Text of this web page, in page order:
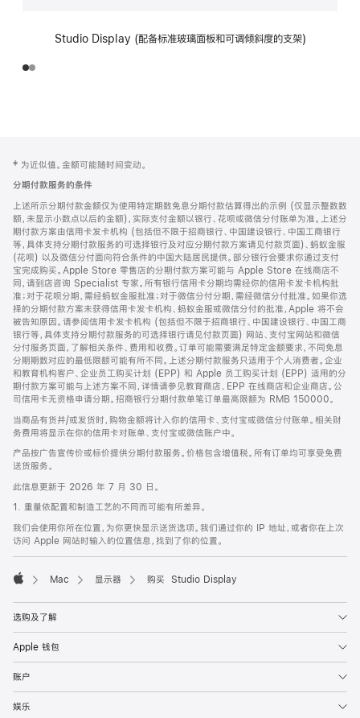
Studio Display (配备标准玻璃面板和可调倾斜度的支架)
页
页
脚
注
‡ 为近似值。金额可能随时间变动。
分期付款服务的条件
上述所示分期付款金额仅为使用特定期数免息分期付款估算得出的示例 (仅显示整数数
额，未显示小数点以后的金额)，实际支付金额以银行、花呗或微信分付账单为准。上述分
期付款方案由信用卡发卡机构 (包括但不限于招商银行、中国建设银行、中国工商银行
等，具体支持分期付款服务的可选择银行及对应分期付款方案请见付款页面)、蚂蚁金服
(花呗) 以及微信分付面向符合条件的中国大陆居民提供。部分银行会要求你通过支付
宝完成购买。Apple Store 零售店的分期付款方案可能与 Apple Store 在线商店不
同，请到店咨询 Specialist 专家。所有银行信用卡分期均需经你的信用卡发卡机构批
准；对于花呗分期，需经蚂蚁金服批准；对于微信分付分期，需经微信分付批准。如果你选
择的分期付款方案未获得信用卡发卡机构、蚂蚁金服或微信分付的批准，Apple 将不会
被告知原因。请参阅信用卡发卡机构 (包括但不限于招商银行、中国建设银行、中国工商
银行等，具体支持分期付款服务的可选择银行请见付款页面) 网站、支付宝网站和微信
分付服务页面，了解相关条件、费用和收费。订单可能需要满足特定金额要求，不同免息
分期期数对应的最低限额可能有所不同。上述分期付款服务只适用于个人消费者。企业
和教育机构客户、企业员工购买计划 (EPP) 和 Apple 员工购买计划 (EPP) 适用的分
期付款方案可能与上述方案不同，详情请参见教育商店、EPP 在线商店和企业商店。公
司信用卡无资格申请分期。招商银行分期付款单笔订单最高限额为 RMB 150000。
当商品有货并/或发货时，购物金额将计入你的信用卡、支付宝或微信分付账单。相关财
务费用将显示在你的信用卡对账单、支付宝或微信账户中。
产品按广告宣传价或标价提供分期付款服务。价格包含增值税。所有订单均可享受免费
送货服务。
此信息更新于 2026 年 7 月 30 日。
1. 重量依配置和制造工艺的不同而可能有所差异。
我们会使用你所在位置，为你更快显示送货选项。我们通过你的 IP 地址，或者你在上次
访问 Apple 网站时输入的位置信息，找到了你的位置。
Mac 显示器 购买 Studio Display
选购及了解
Apple 钱包
账户
娱乐